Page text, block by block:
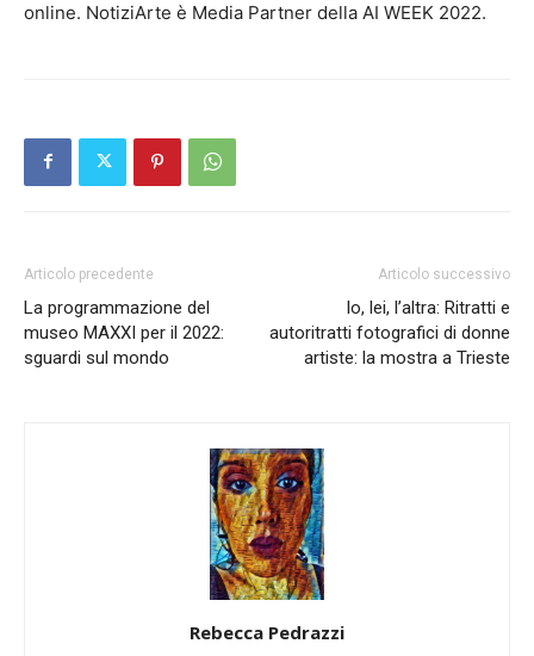
online. NotiziArte è Media Partner della AI WEEK 2022.
Articolo precedente
La programmazione del
museo MAXXI per il 2022:
sguardi sul mondo
Articolo successivo
Io, lei, l’altra: Ritratti e
autoritratti fotografici di donne
artiste: la mostra a Trieste
Rebecca Pedrazzi